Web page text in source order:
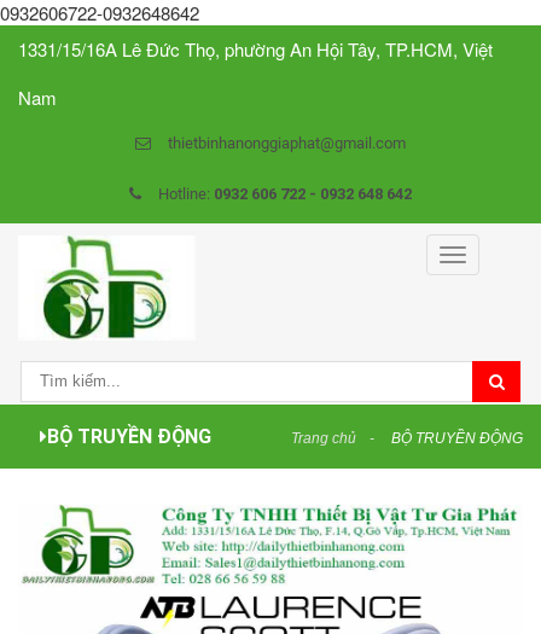
0932606722-0932648642
1331/15/16A Lê Đức Thọ, phường An Hội Tây, TP.HCM, Việt
Nam
thietbinhanonggiaphat@gmail.com
Hotline: 0932 606 722 - 0932 648 642
Toggle
navigation
BỘ TRUYỀN ĐỘNG Trang chủ BỘ TRUYỀN ĐỘNG